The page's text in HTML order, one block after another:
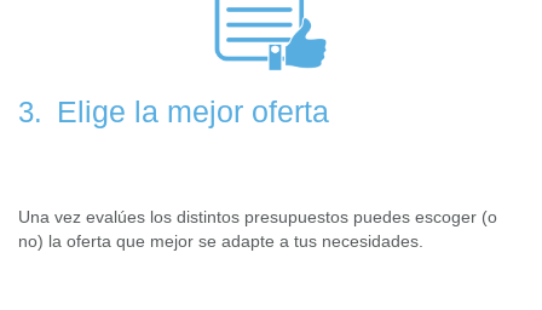
3. Elige la mejor oferta
Una vez evalúes los distintos presupuestos puedes escoger (o
no) la oferta que mejor se adapte a tus necesidades.